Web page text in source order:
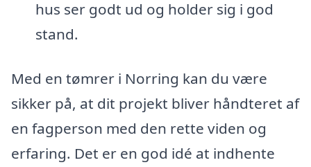
hus ser godt ud og holder sig i god
stand.
Med en tømrer i Norring kan du være
sikker på, at dit projekt bliver håndteret af
en fagperson med den rette viden og
erfaring. Det er en god idé at indhente